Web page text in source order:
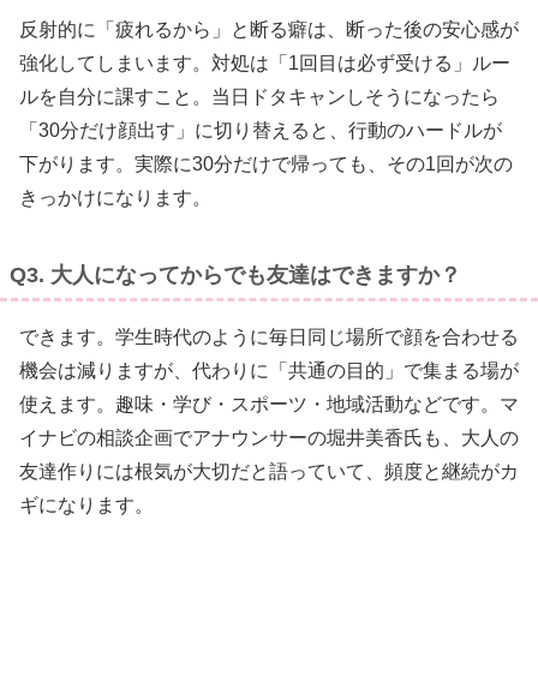
反射的に「疲れるから」と断る癖は、断った後の安心感が
強化してしまいます。対処は「1回目は必ず受ける」ルー
ルを自分に課すこと。当日ドタキャンしそうになったら
「30分だけ顔出す」に切り替えると、行動のハードルが
下がります。実際に30分だけで帰っても、その1回が次の
きっかけになります。
Q3. 大人になってからでも友達はできますか？
できます。学生時代のように毎日同じ場所で顔を合わせる
機会は減りますが、代わりに「共通の目的」で集まる場が
使えます。趣味・学び・スポーツ・地域活動などです。マ
イナビの相談企画でアナウンサーの堀井美香氏も、大人の
友達作りには根気が大切だと語っていて、頻度と継続がカ
ギになります。